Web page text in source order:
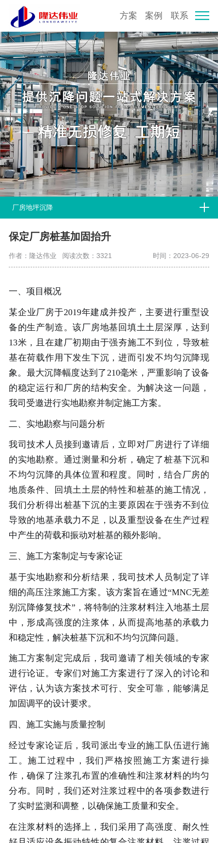
方案 案例 联系
厂房地坪沉降
保定厂房桩基加固抬升
作者：隆达伟业 阅读次数：3321 时间：2023-06-29
一、项目概况
某企业厂房于2019年建成并投产，主要进行重型设
备的生产制造。该厂房地基回填土土层深厚，达到
13米，且在建厂初期由于强夯施工不到位，导致桩
基在荷载作用下发生下沉，进而引发不均匀沉降现
象。最大沉降幅度达到了210毫米，严重影响了设备
的稳定运行和厂房的结构安全。为解决这一问题，
我司受邀进行实地勘察并制定施工方案。
二、实地勘察与问题分析
我司技术人员接到邀请后，立即对厂房进行了详细
的实地勘察。通过测量和分析，确定了桩基下沉和
不均匀沉降的具体位置和程度。同时，结合厂房的
地质条件、回填土土层的特性和桩基的施工情况，
我们分析得出桩基下沉的主要原因在于强夯不到位
导致的地基承载力不足，以及重型设备在生产过程
中产生的荷载和振动对桩基的额外影响。
三、施工方案制定与专家论证
基于实地勘察和分析结果，我司技术人员制定了详
细的高压注浆施工方案。该方案旨在通过“MNC无差
别沉降修复技术”，将特制的注浆材料注入地基土层
中，形成高强度的注浆体，从而提高地基的承载力
和稳定性，解决桩基下沉和不均匀沉降问题。
施工方案制定完成后，我司邀请了相关领域的专家
进行论证。专家们对施工方案进行了深入的讨论和
评估，认为该方案技术可行、安全可靠，能够满足
加固调平的设计要求。
四、施工实施与质量控制
经过专家论证后，我司派出专业的施工队伍进行施
工。施工过程中，我们严格按照施工方案进行操
作，确保了注浆孔布置的准确性和注浆材料的均匀
分布。同时，我们还对注浆过程中的各项参数进行
了实时监测和调整，以确保施工质量和安全。
在注浆材料的选择上，我们采用了高强度、耐久性